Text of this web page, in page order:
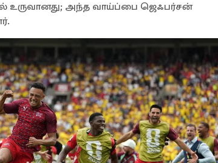
உருவானது; அந்த வாய்ப்பை ஜெஃபர்சன்